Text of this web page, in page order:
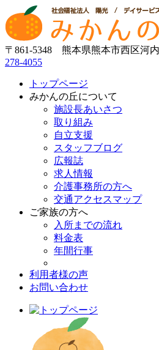
〒861-5348 熊本県熊本市西区河
278-4055
トップページ
みかんの丘について
施設長あいさつ
取り組み
自立支援
スタッフブログ
広報誌
求人情報
介護事務所の方へ
交通アクセスマップ
ご家族の方へ
入所までの流れ
料金表
年間行事
利用者様の声
お問い合わせ